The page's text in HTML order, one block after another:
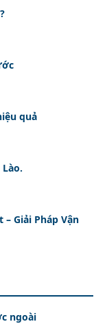
quả
– Giải Pháp Vận
ngoài